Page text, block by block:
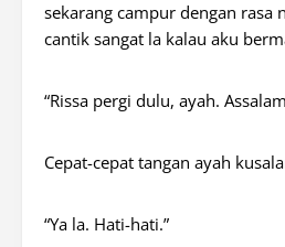
sekarang campur dengan rasa
cantik sangat la kalau aku
“Rissa pergi dulu, ayah.
Cepat-cepat tangan ayah
“Ya la. Hati-hati.”